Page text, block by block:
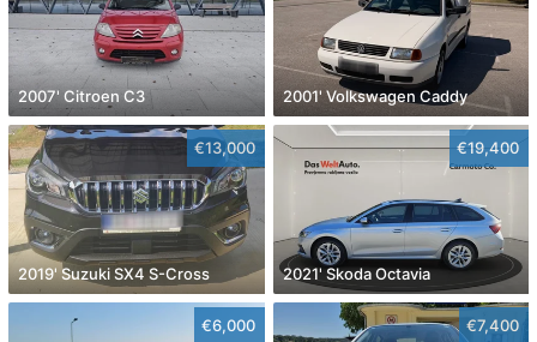
2007' Citroen C3 2001' Volkswagen Caddy
€13,000
2019' Suzuki SX4 S-Cross
€19,400
2021' Skoda Octavia
€6,000 €7,400